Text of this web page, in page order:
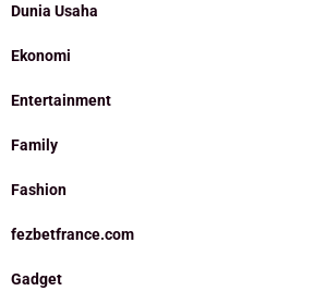
Dunia Usaha
Ekonomi
Entertainment
Family
Fashion
fezbetfrance.com
Gadget